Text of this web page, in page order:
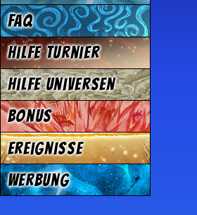
FAQ
Hilfe Turnier
Hilfe Universen
Bonus
Ereignisse
Werbung